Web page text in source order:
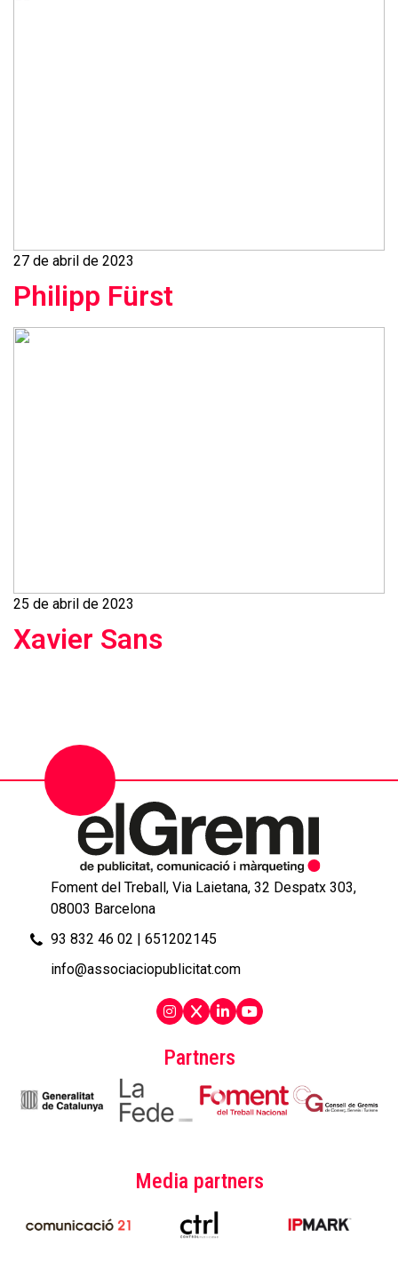
27 de abril de 2023
Philipp Fürst
25 de abril de 2023
Xavier Sans
Partners
Media partners
Foment del Treball, Via Laietana, 32 Despatx 303,
08003 Barcelona
93 832 46 02 | 651202145
info@associaciopublicitat.com